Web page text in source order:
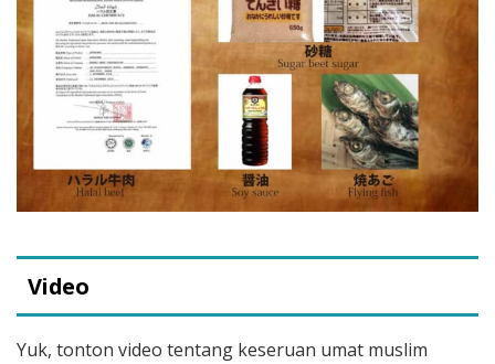
Video
Yuk, tonton video tentang keseruan umat muslim